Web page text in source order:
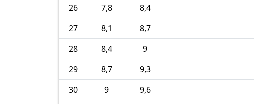
26
7,8 8,4
27
8,1 8,7
28
8,4 9
29
8,7 9,3
30
9 9,6